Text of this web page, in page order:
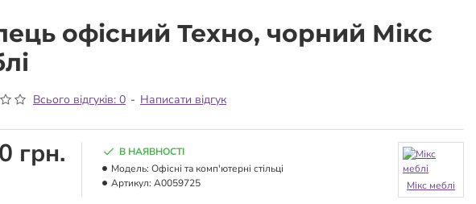
офісний Техно, чорний Мікс
Всього відгуків: 0 - Написати відгук
грн.
В НАЯВНОСТІ
Модель: Офісні та комп'ютерні стільці
Артикул: А0059725 Мікс меблі